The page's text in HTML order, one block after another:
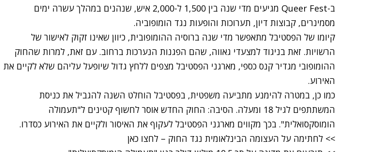
ב-Queer Fest מגיעים מדי שנה בין 1,500 ל-2,000 איש, שנהנים במהלך עשרה ימים
מסמינרים, קבוצות דיון, תערוכות והופעות נגד הומופוביה.
קיומו של הפסטיבל מתאפשר מדי שנה ברוסיה ההומופובית, כיוון שאינו זקוק לאישור של
הרשויות. זאת בניגוד למצעדי גאווה, שהם הפגנות הנערכות ברחוב. עם זאת, למרות שהחוק
ההומופובי מגדיר קנס כספי, מארגני הפסטיבל מצפים ללחץ גדול שיופעל עליהם שלא לקיים את
האירוע.
כמו כן, במטרה להימנע מתביעה משפטית, בפסטיבל הוחלט השנה להגביל את כניסת
המשתתפים לגיל 18 ומעלה. הסיבה: החוק החדש אוסר לחשוף קטינים ל"תעמולה
הומוסקסואלית". בכך מקווים מארגני הפסטיבל לעקוף את האיסור ולקיים את האירוע כסדרו.
>> לחתימה על העצומה הבינלאומית נגד החוק – לחצו כאן